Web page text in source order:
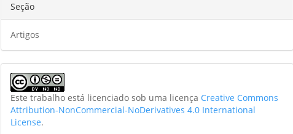
Seção
Artigos
Este trabalho está licenciado sob uma licença Creative Commons
Attribution-NonCommercial-NoDerivatives 4.0 International
License.